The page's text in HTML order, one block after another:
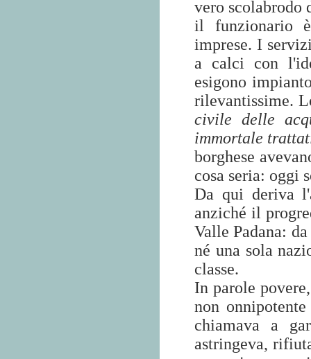
vero scolabrodo
il funzionario
imprese. I
a calci con
esigono
rilevantissime.
civile delle
immortale
borghese
cosa seria: oggi
Da qui deriva
anziché il
Valle Padana:
né una sola
classe.
In parole
non
chiamava a
astringeva,